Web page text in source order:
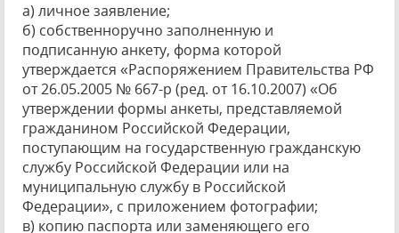
а) личное заявление;
б) собственноручно заполненную и
подписанную анкету, форма которой
утверждается «Распоряжением Правительства РФ
от 26.05.2005 № 667-р (ред. от 16.10.2007) «Об
утверждении формы анкеты, представляемой
гражданином Российской Федерации,
поступающим на государственную гражданскую
службу Российской Федерации или на
муниципальную службу в Российской
Федерации», с приложением фотографии;
в) копию паспорта или заменяющего его